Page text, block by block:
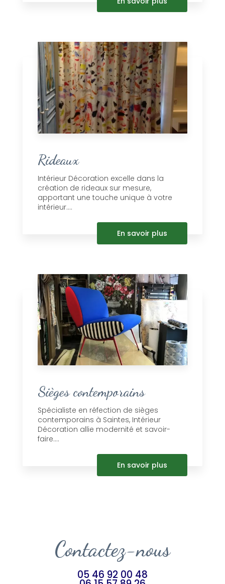
Rideaux
Intérieur Décoration excelle dans la
création de rideaux sur mesure,
apportant une touche unique à votre
intérieur....
En savoir plus
Sièges contemporains
Spécialiste en réfection de sièges
contemporains à Saintes, Intérieur
Décoration allie modernité et savoir-
faire....
En savoir plus
Contactez-nous
05 46 92 00 48